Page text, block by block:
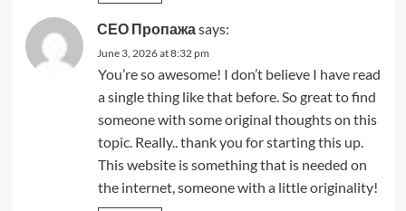
СЕО Пропажа says:
June 3, 2026 at 8:32 pm
You’re so awesome! I don’t believe I have read
a single thing like that before. So great to find
someone with some original thoughts on this
topic. Really.. thank you for starting this up.
This website is something that is needed on
the internet, someone with a little originality!